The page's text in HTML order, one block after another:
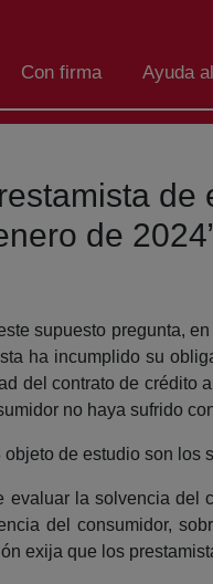
Con firma Ayuda
de
supuesto pregunta,
ha incumplido su
del contrato de crédito
no haya sufrido
de estudio son los
evaluar la solvencia
del consumidor,
exija que los